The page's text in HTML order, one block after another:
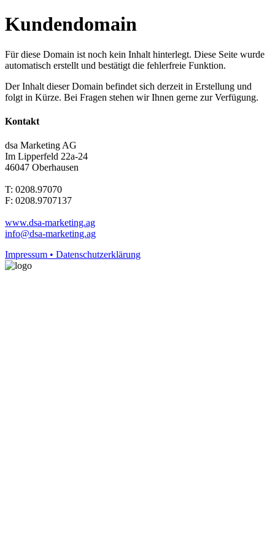
Kundendomain
Für diese Domain ist noch kein Inhalt hinterlegt. Diese Seite wurde
automatisch erstellt und bestätigt die fehlerfreie Funktion.
Der Inhalt dieser Domain befindet sich derzeit in Erstellung und
folgt in Kürze. Bei Fragen stehen wir Ihnen gerne zur Verfügung.
Kontakt
dsa Marketing AG
Im Lipperfeld 22a-24
46047 Oberhausen
T: 0208.97070
F: 0208.9707137
www.dsa-marketing.ag
info@dsa-marketing.ag
Impressum • Datenschutzerklärung